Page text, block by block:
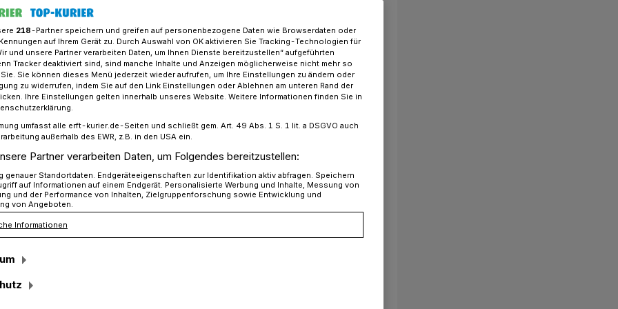
Feuerwache“ / Heute im Jugendhilfe-Ausschuss​
Jugendsprache (... und um die
eigentlich gehen) würde man den
CDU-Ratsfraktion, in dem Wolfgang
„schwurbeligen“ Beratungsvorlage der
satten „Bamm“ („bämm“ gesprochen)
218-Partner speichern und greifen auf personenbezogene Daten wie Browserdaten oder
auf Ihrem Gerät zu. Durch Auswahl von OK aktivieren Sie Tracking-Technologien für
und unsere Partner verarbeiten Daten, um Ihnen Dienste bereitzustellen“ aufgeführten
Tracker deaktiviert sind, sind manche Inhalte und Anzeigen möglicherweise nicht mehr so
Sie können dieses Menü jederzeit wieder aufrufen, um Ihre Einstellungen zu ändern oder
zu widerrufen, indem Sie auf den Link Einstellungen oder Ablehnen am unteren Rand der
Ihre Einstellungen gelten innerhalb unseres Website. Weitere Informationen finden Sie in
umfasst alle erft-kurier.de-Seiten und schließt gem. Art. 49 Abs. 1 S. 1 lit. a DSGVO auch
außerhalb des EWR, z.B. in den USA ein.
Partner verarbeiten Daten, um Folgendes bereitzustellen:
genauer Standortdaten. Endgeräteeigenschaften zur Identifikation aktiv abfragen. Speichern
auf Informationen auf einem Endgerät. Personalisierte Werbung und Inhalte, Messung von
und der Performance von Inhalten, Zielgruppenforschung sowie Entwicklung und
von Angeboten.
Informationen